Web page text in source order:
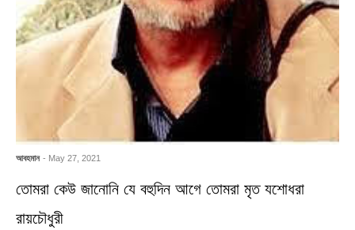
আবহমান - May 27, 2021
তোমরা কেউ জানোনি যে বহুদিন আগে তোমরা মৃত যশোধরা
রায়চৌধুরী